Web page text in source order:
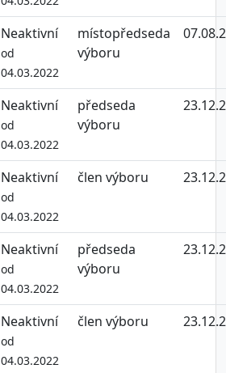
Neaktivní
od
04.03.2022
místopředseda
výboru
Neaktivní
od
04.03.2022
předseda
výboru
Neaktivní
od
04.03.2022
člen výboru
Neaktivní
od
04.03.2022
předseda
výboru
Neaktivní
od
04.03.2022
člen výboru